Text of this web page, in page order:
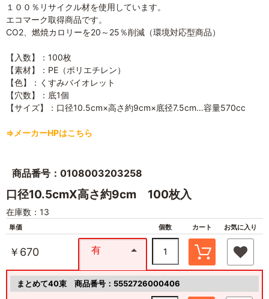
１００％リサイクル材を使用しています。
エコマーク取得商品です。
CO2、燃焼カロリーを20～25％削減（環境対応型商品）
【入数】：100枚
【素材】：PE（ポリエチレン）
【色】：くすみバイオレット
【穴数】：底1個
【サイズ】：口径10.5cm×高さ約9cm×底径7.5cm…容量570cc
⇒メーカーHPはこちら
商品番号：0108003203258
口径10.5cmX高さ約9cm 100枚入
在庫数：13
単価 個数 カート お気に入り
￥670 有
まとめて40束 商品番号：5552726000406